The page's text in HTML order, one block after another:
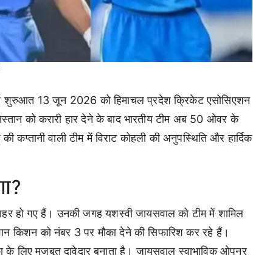
शुरुआत 13 जून 2026 को हिमाचल प्रदेश क्रिकेट एसोसिएशन
को करारी हार देने के बाद भारतीय टीम अब 50 ओवर के
कप्तानी वाली टीम में विराट कोहली की अनुपस्थिति और हार्दिक
हो गए हैं। उनकी जगह यशस्वी जायसवाल को टीम में शामिल
किशन को नंबर 3 पर मौका देने की सिफारिश कर रहे हैं।
लिए मजबूत दावेदार बनाता है। जायसवाल स्वाभाविक ओपनर